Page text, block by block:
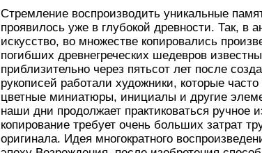
Стремление воспроизводить уникальные
проявилось уже в глубокой древности. Так, в
искусство, во множестве копировались
погибших древнегреческих шедевров
приблизительно через пятьсот лет после
рукописей работали художники, которые
цветные миниатюры, инициалы и другие
наши дни продолжает практиковаться ручное
копирование требует очень больших затрат
оригинала. Идея многократного